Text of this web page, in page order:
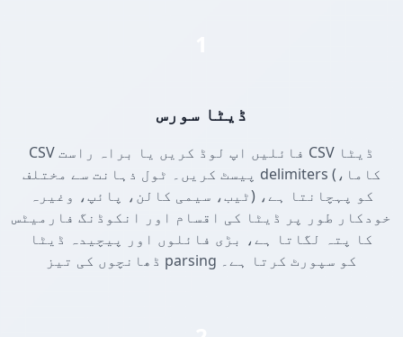
ڈیٹا سورس
CSV فائلیں اپ لوڈ کریں یا براہ راست CSV ڈیٹا
پیسٹ کریں۔ ٹول ذہانت سے مختلف delimiters (کاما،
ٹیب، سیمی کالن، پائپ، وغیرہ) کو پہچانتا ہے،
خودکار طور پر ڈیٹا کی اقسام اور انکوڈنگ فارمیٹس
کا پتہ لگاتا ہے، بڑی فائلوں اور پیچیدہ ڈیٹا
ڈھانچوں کی تیز parsing کو سپورٹ کرتا ہے۔